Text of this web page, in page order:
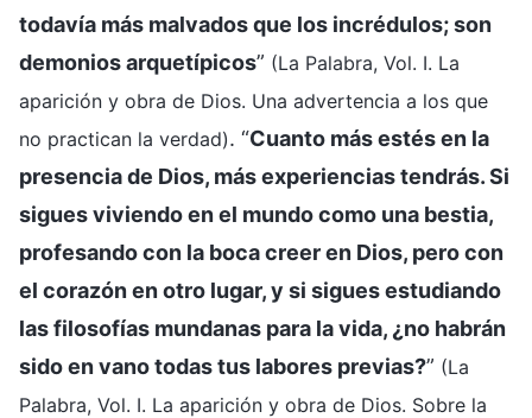
todavía más malvados que los incrédulos; son
demonios arquetípicos” (La Palabra, Vol. I. La
aparición y obra de Dios. Una advertencia a los que
no practican la verdad). “Cuanto más estés en la
presencia de Dios, más experiencias tendrás. Si
sigues viviendo en el mundo como una bestia,
profesando con la boca creer en Dios, pero con
el corazón en otro lugar, y si sigues estudiando
las filosofías mundanas para la vida, ¿no habrán
sido en vano todas tus labores previas?” (La
Palabra, Vol. I. La aparición y obra de Dios. Sobre la